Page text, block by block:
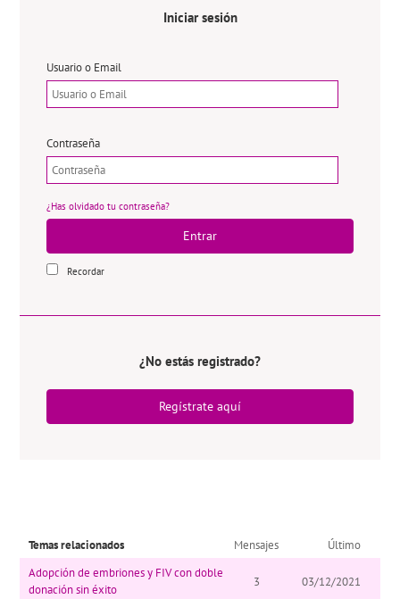
Iniciar sesión
Usuario o Email
Contraseña
¿Has olvidado tu contraseña?
Entrar
Recordar
¿No estás registrado?
Regístrate aquí
Temas relacionados Mensajes
Último
Adopción de embriones y FIV con doble
donación sin éxito
3 03/12/2021